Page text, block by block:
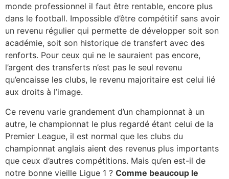
monde professionnel il faut être rentable, encore plus
dans le football. Impossible d’être compétitif sans avoir
un revenu régulier qui permette de développer soit son
académie, soit son historique de transfert avec des
renforts. Pour ceux qui ne le sauraient pas encore,
l’argent des transferts n’est pas le seul revenu
qu’encaisse les clubs, le revenu majoritaire est celui lié
aux droits à l’image.
Ce revenu varie grandement d’un championnat à un
autre, le championnat le plus regardé étant celui de la
Premier League, il est normal que les clubs du
championnat anglais aient des revenus plus importants
que ceux d’autres compétitions. Mais qu’en est-il de
notre bonne vieille Ligue 1 ? Comme beaucoup le